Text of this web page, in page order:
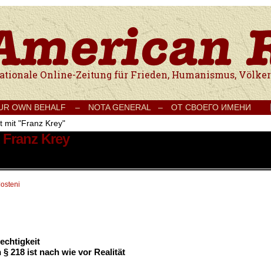
Onlinezeitung für Frieden, Humanismus, Völkerverständigung und
OWN BEHALF – NOTA GENERAL – ОТ СВОЕГО ИМЕНИ
mit "Franz Krey"
Krey
218 ist nach wie vor Realität